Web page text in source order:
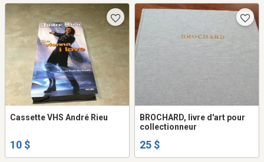
Cassette VHS André Rieu
10 $
BROCHARD, livre d'art pour
collectionneur
25 $